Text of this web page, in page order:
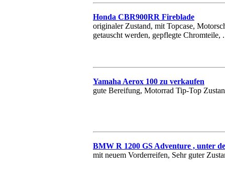
Honda CBR900RR Fireblade
originaler Zustand, mit Topcase,
getauscht werden, gepflegte Chromteile,
Yamaha Aerox 100 zu verkaufen
gute Bereifung, Motorrad Tip-Top
BMW R 1200 GS Adventure , unter
mit neuem Vorderreifen, Sehr guter